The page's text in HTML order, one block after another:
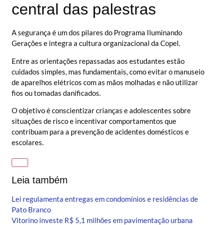
central das palestras
A segurança é um dos pilares do Programa Iluminando
Gerações e integra a cultura organizacional da Copel.
Entre as orientações repassadas aos estudantes estão
cuidados simples, mas fundamentais, como evitar o manuseio
de aparelhos elétricos com as mãos molhadas e não utilizar
fios ou tomadas danificados.
O objetivo é conscientizar crianças e adolescentes sobre
situações de risco e incentivar comportamentos que
contribuam para a prevenção de acidentes domésticos e
escolares.
Leia também
Lei regulamenta entregas em condomínios e residências de
Pato Branco
Vitorino investe R$ 5,1 milhões em pavimentação urbana